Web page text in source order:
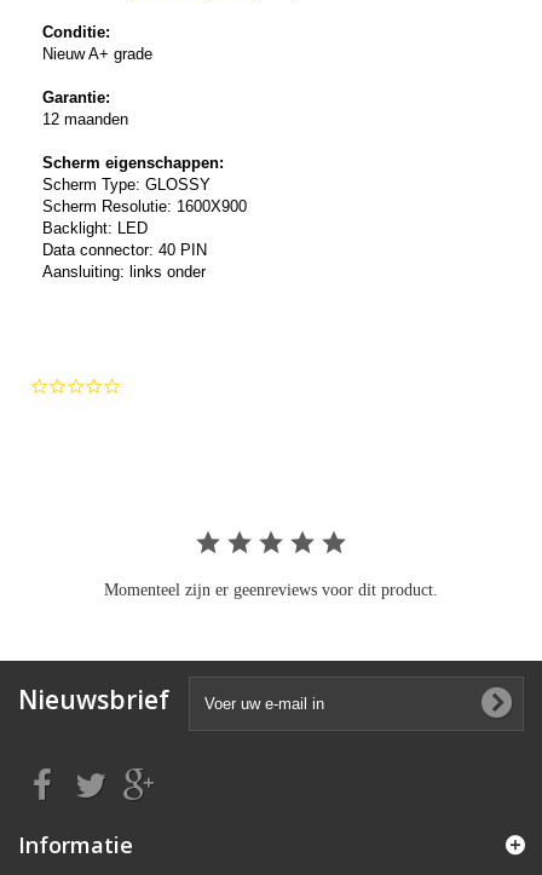
Conditie:
Nieuw A+ grade
Garantie:
12 maanden
Scherm eigenschappen:
Scherm Type: GLOSSY
Scherm Resolutie: 1600X900
Backlight: LED
Data connector: 40 PIN
Aansluiting: links onder
Momenteel zijn er geenreviews voor dit product.
Nieuwsbrief
Informatie